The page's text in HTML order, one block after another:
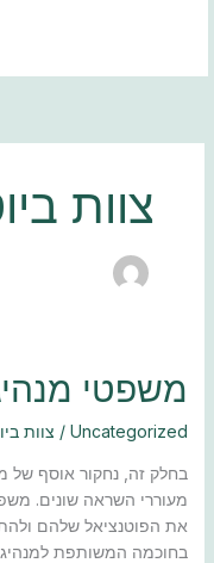
צוות
משפטי
Uncategorized
/ צוות
בחלק זה, נחקור אוסף של
מעוררי השראה שונים.
את הפוטנציאל שלהם
בחוכמה המשותפת
משפטי
מנהיגות
מעוררי